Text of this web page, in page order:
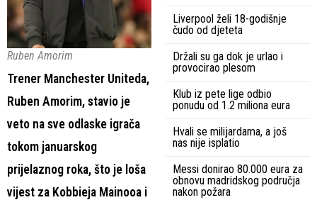
Ruben Amorim
Trener Manchester Uniteda,
Ruben Amorim, stavio je
veto na sve odlaske igrača
tokom januarskog
prijelaznog roka, što je loša
vijest za Kobbieja Mainooa i
Liverpool želi 18-godišnje
čudo od djeteta
Držali su ga dok je urlao i
provocirao plesom
Klub iz pete lige odbio
ponudu od 1.2 miliona eura
Hvali se milijardama, a još
nas nije isplatio
Messi donirao 80.000 eura za
obnovu madridskog područja
nakon požara